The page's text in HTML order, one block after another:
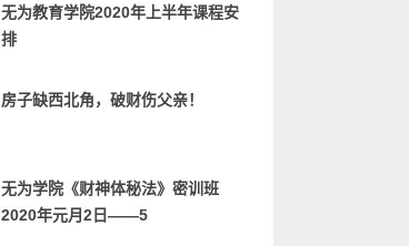
无为教育学院2020年上半年课程安
排
房子缺西北角，破财伤父亲！
无为学院《财神体秘法》密训班
2020年元月2日——5